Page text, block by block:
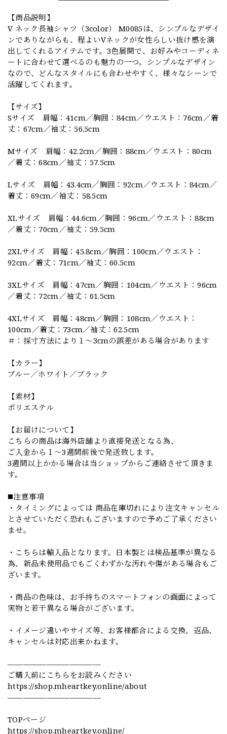
【商品説明】
V ネック長袖シャツ（3color） M0085は、シンプルなデザイ
ンでありながらも、程よいVネックが女性らしい抜け感を演
出してくれるアイテムです。3色展開で、お好みやコーディネ
ートに合わせて選べるのも魅力の一つ。シンプルなデザイン
なので、どんなスタイルにも合わせやすく、様々なシーンで
活躍してくれます。
【サイズ】
Sサイズ 肩幅：41cm／胸囲：84cm／ウエスト：76cm／着
丈：67cm／袖丈：56.5cm
Mサイズ 肩幅：42.2cm／胸囲：88cm／ウエスト：80cm
／着丈：68cm／袖丈：57.5cm
Lサイズ 肩幅：43.4cm／胸囲：92cm／ウエスト：84cm／
着丈：69cm／袖丈：58.5cm
XLサイズ 肩幅：44.6cm／胸囲：96cm／ウエスト：88cm
／着丈：70cm／袖丈：59.5cm
2XLサイズ 肩幅：45.8cm／胸囲：100cm／ウエスト：
92cm／着丈：71cm／袖丈：60.5cm
3XLサイズ 肩幅：47cm／胸囲：104cm／ウエスト：96cm
／着丈：72cm／袖丈：61.5cm
4XLサイズ 肩幅：48cm／胸囲：108cm／ウエスト：
100cm／着丈：73cm／袖丈：62.5cm
＃：採寸方法により１～3cmの誤差がある場合があります
【カラー】
ブルー／ホワイト／ブラック
【素材】
ポリエステル
【お届けについて】
こちらの商品は海外店舗より直接発送となる為、
ご入金から１～3週間前後で発送致します。
3週間以上かかる場合は当ショップからご連絡させて頂きま
す。
◼️注意事項
・タイミングによっては 商品在庫切れにより注文キャンセル
とさせていただく恐れもございますので予めご了承ください
ませ。
・こちらは輸入品となります。日本製とは検品基準が異なる
為、新品未使用品でもごくわずかな汚れや傷がある場合もご
ざいます。
・商品の色味は、お手持ちのスマートフォンの画面によって
実物と若干異なる場合がございます。
・イメージ違いやサイズ等、お客様都合による交換、返品、
キャンセルは対応出来かねます。
————————————
ご購入前にこちらをお読みください
https://shop.mheartkey.online/about
————————————
TOPページ
https://shop.mheartkey.online/